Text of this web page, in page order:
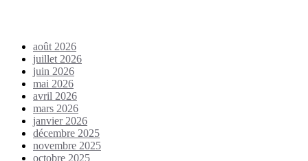
août 2026
juillet 2026
juin 2026
mai 2026
avril 2026
mars 2026
janvier 2026
décembre 2025
novembre 2025
octobre 2025